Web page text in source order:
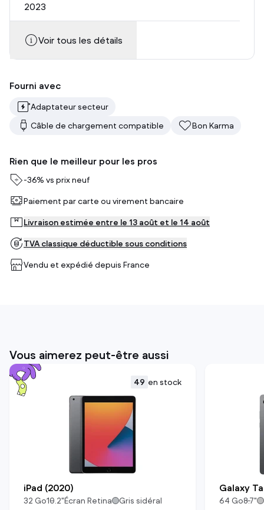
2023
Voir tous les détails
Fourni avec
Adaptateur secteur
Câble de chargement compatible
Bon Karma
Rien que le meilleur pour les pros
-36% vs prix neuf
Paiement par carte ou virement bancaire
Livraison estimée entre le 13 août et le 14 août
TVA classique déductible sous conditions
Vendu et expédié depuis France
Vous aimerez peut-être aussi
49 en stock
iPad (2020)
32 Go10.2"Écran Retina Gris sidéral
Galaxy
64 Go8.7"